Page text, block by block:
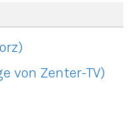
von Zenter-TV)